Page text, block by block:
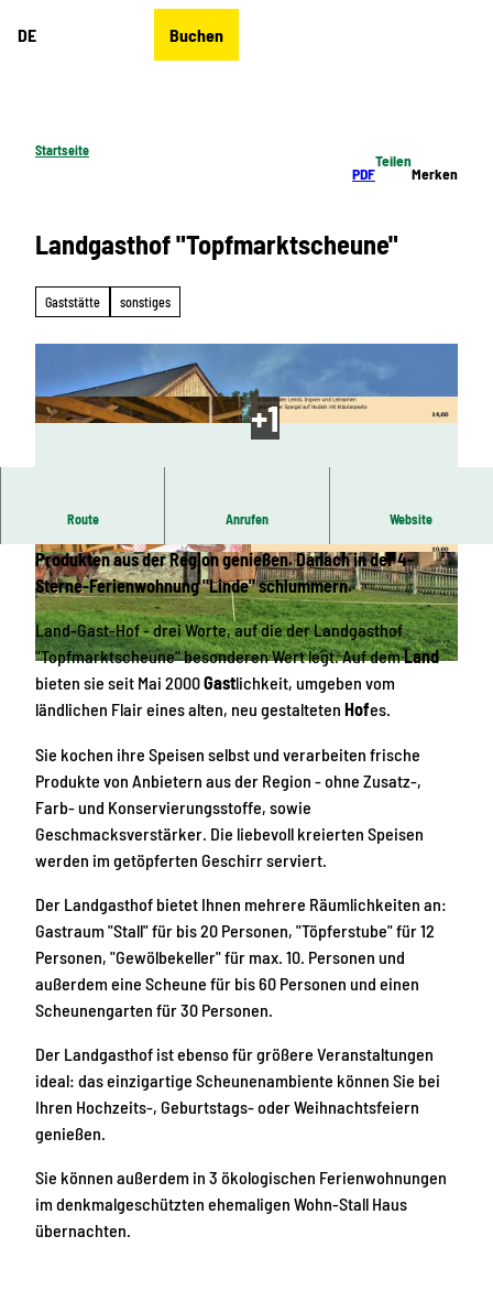
DE Buchen
Startseite
PDF
Teilen
Merken
Landgasthof "Topfmarktscheune"
Gaststätte sonstiges
© M. Walter, Topfmarktscheune |CC-BY-ND
© Topfmarktscheune | KI-optimiert |
CC-BY-ND
Route Anrufen Website
Produkten aus der Region genießen. Danach in der 4-
Sterne-Ferienwohnung "Linde" schlummern.
Land-Gast-Hof - drei Worte, auf die der Landgasthof
"Topfmarktscheune" besonderen Wert legt. Auf demLand
bieten sie seit Mai 2000Gastlichkeit, umgeben vom
ländlichen Flair eines alten, neu gestalteten Hofes.
Sie kochen ihre Speisen selbst und verarbeiten frische
Produkte von Anbietern aus der Region - ohne Zusatz-,
Farb- und Konservierungsstoffe, sowie
Geschmacksverstärker. Die liebevoll kreierten Speisen
werden im getöpferten Geschirr serviert.
Der Landgasthof bietet Ihnen mehrere Räumlichkeiten an:
Gastraum "Stall" für bis 20 Personen, "Töpferstube" für 12
Personen, "Gewölbekeller" für max. 10. Personen und
außerdem eine Scheune für bis 60 Personen und einen
Scheunengarten für 30 Personen.
Der Landgasthof ist ebenso für größere Veranstaltungen
ideal: das einzigartige Scheunenambiente können Sie bei
Ihren Hochzeits-, Geburtstags- oder Weihnachtsfeiern
genießen.
Sie können außerdem in 3 ökologischen Ferienwohnungen
im denkmalgeschützten ehemaligen Wohn-Stall Haus
übernachten.